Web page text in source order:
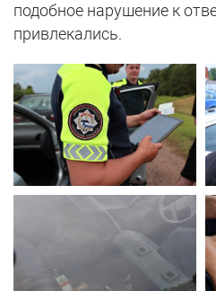
подобное нарушение к
привлекались.